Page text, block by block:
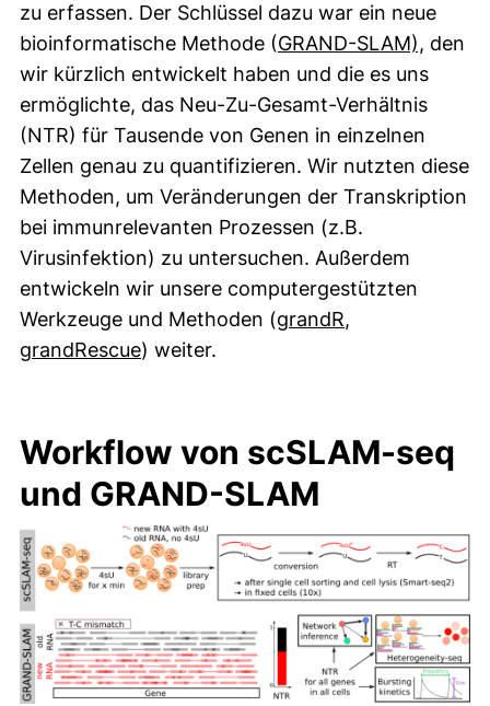
zu erfassen. Der Schlüssel dazu war ein neue
bioinformatische Methode (GRAND-SLAM), den
wir kürzlich entwickelt haben und die es uns
ermöglichte, das Neu-Zu-Gesamt-Verhältnis
(NTR) für Tausende von Genen in einzelnen
Zellen genau zu quantifizieren. Wir nutzten diese
Methoden, um Veränderungen der Transkription
bei immunrelevanten Prozessen (z.B.
Virusinfektion) zu untersuchen. Außerdem
entwickeln wir unsere computergestützten
Werkzeuge und Methoden (grandR,
grandRescue(externer Link, öffnet neues Fenster)
) weiter.
Workflow von scSLAM-seq
und GRAND-SLAM